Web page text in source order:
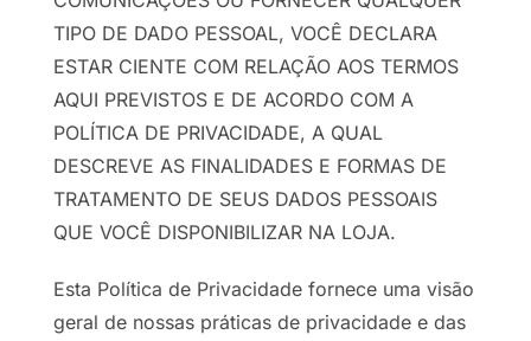
TIPO DE DADO PESSOAL, VOCÊ DECLARA
ESTAR CIENTE COM RELAÇÃO AOS TERMOS
AQUI PREVISTOS E DE ACORDO COM A
POLÍTICA DE PRIVACIDADE, A QUAL
DESCREVE AS FINALIDADES E FORMAS DE
TRATAMENTO DE SEUS DADOS PESSOAIS
QUE VOCÊ DISPONIBILIZAR NA LOJA.
Esta Política de Privacidade fornece uma visão
geral de nossas práticas de privacidade e das